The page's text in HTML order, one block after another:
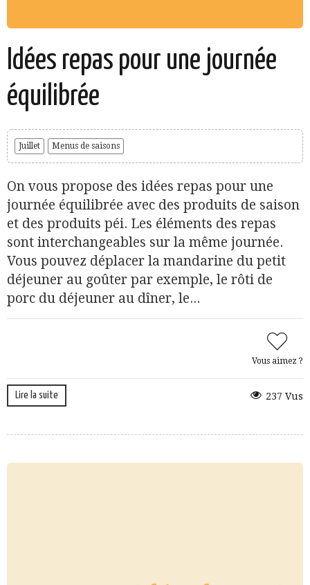
Idées repas pour une journée
équilibrée
Juillet Menus de saisons
On vous propose des idées repas pour une
journée équilibrée avec des produits de saison
et des produits péi. Les éléments des repas
sont interchangeables sur la même journée.
Vous pouvez déplacer la mandarine du petit
déjeuner au goûter par exemple, le rôti de
porc du déjeuner au dîner, le...
Vous aimez ?
Lire la suite 237 Vus